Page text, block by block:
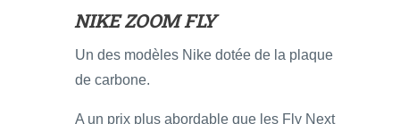
NIKE ZOOM FLY
Un des modèles Nike dotée de la plaque
de carbone.
A un prix plus abordable que les Fly Next